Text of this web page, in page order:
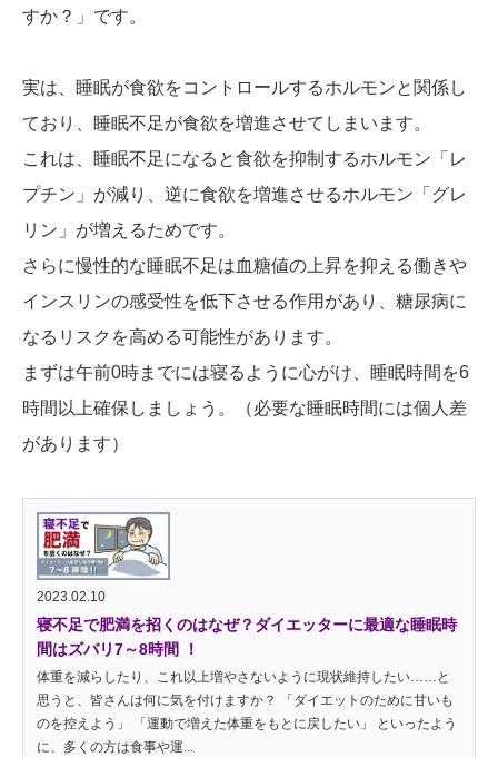
すか？」です。
実は、睡眠が食欲をコントロールするホルモンと関係し
ており、睡眠不足が食欲を増進させてしまいます。
これは、睡眠不足になると食欲を抑制するホルモン「レ
プチン」が減り、逆に食欲を増進させるホルモン「グレ
リン」が増えるためです。
さらに慢性的な睡眠不足は血糖値の上昇を抑える働きや
インスリンの感受性を低下させる作用があり、糖尿病に
なるリスクを高める可能性があります。
まずは午前0時までには寝るように心がけ、睡眠時間を6
時間以上確保しましょう。（必要な睡眠時間には個人差
があります）
2023.02.10
寝不足で肥満を招くのはなぜ？ダイエッターに最適な睡眠時
間はズバリ7～8時間 ！
体重を減らしたり、これ以上増やさないように現状維持したい……と
思うと、皆さんは何に気を付けますか？ 「ダイエットのために甘いも
のを控えよう」 「運動で増えた体重をもとに戻したい」 といったよう
に、多くの方は食事や運...